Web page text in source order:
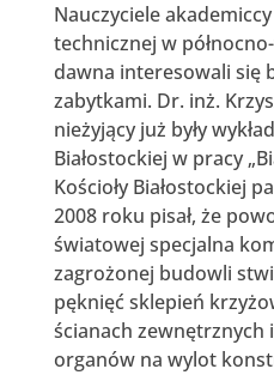
Nauczyciele
technicznej w
dawna interesowali się
zabytkami. Dr. inż.
nieżyjący już były
Białostockiej w pracy
Kościoły Białostockiej
2008 roku pisał, że
światowej specjalna
zagrożonej budowli
pęknięć sklepień
ścianach
organów na wylot